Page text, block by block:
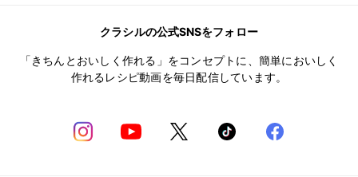
クラシルの公式SNSをフォロー
「きちんとおいしく作れる」をコンセプトに、簡単においしく
作れるレシピ動画を毎日配信しています。